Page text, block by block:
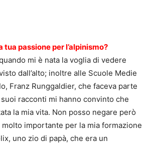
tua passione per l’alpinismo?
mi è nata la voglia di vedere
dall’alto; inoltre alle Scuole Medie
Franz Runggaldier, che faceva parte
racconti mi hanno convinto che
la mia vita. Non posso negare però
molto importante per la mia formazione
uno zio di papà, che era un